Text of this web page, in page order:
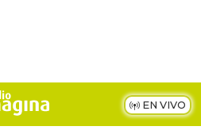
EN VIVO